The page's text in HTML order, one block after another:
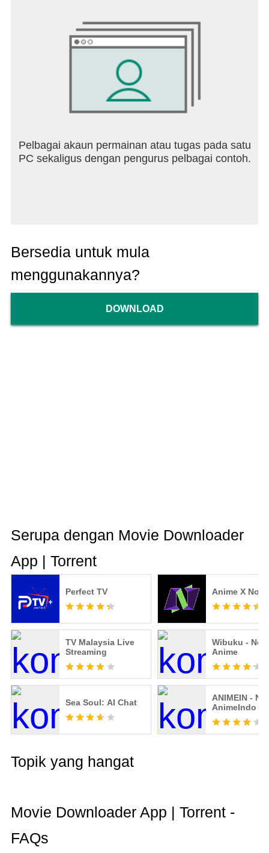
Pelbagai akaun permainan atau tugas pada satu
PC sekaligus dengan pengurus pelbagai contoh.
Bersedia untuk mula
menggunakannya?
DOWNLOAD
Serupa dengan Movie Downloader
App | Torrent
Perfect TV Anime X
TV Malaysia Live
Streaming
Wibuku -
Anime
Sea Soul: AI Chat
ANIMEIN -
AnimeIndo
Topik yang hangat
Movie Downloader App | Torrent -
FAQs